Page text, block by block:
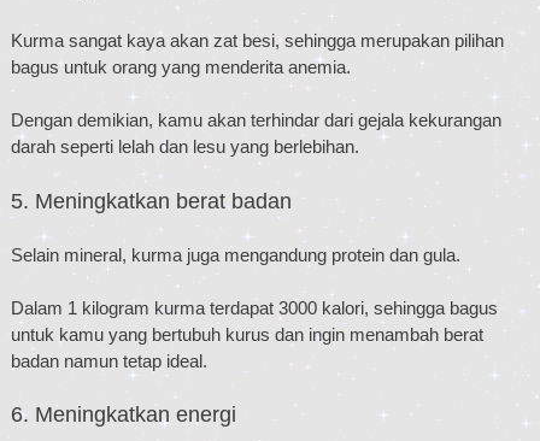
Kurma sangat kaya akan zat besi, sehingga merupakan pilihan
bagus untuk orang yang menderita anemia.
Dengan demikian, kamu akan terhindar dari gejala kekurangan
darah seperti lelah dan lesu yang berlebihan.
5. Meningkatkan berat badan
Selain mineral, kurma juga mengandung protein dan gula.
Dalam 1 kilogram kurma terdapat 3000 kalori, sehingga bagus
untuk kamu yang bertubuh kurus dan ingin menambah berat
badan namun tetap ideal.
6. Meningkatkan energi